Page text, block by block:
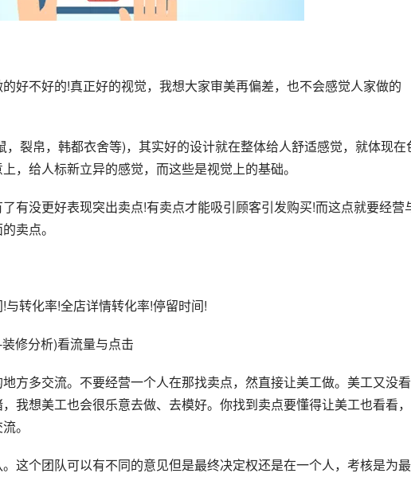
好不好的!真正好的视觉，我想大家审美再偏差，也不会感觉人家做的
裂帛，韩都衣舍等)，其实好的设计就在整体给人舒适感觉，就体现在
，给人标新立异的感觉，而这些是视觉上的基础。
有没更好表现突出卖点!有卖点才能吸引顾客引发购买!而这点就要经营
卖点。
转化率!全店详情转化率!停留时间!
修分析)看流量与点击
方多交流。不要经营一个人在那找卖点，然直接让美工做。美工又没看
我想美工也会很乐意去做、去模好。你找到卖点要懂得让美工也看看
。
这个团队可以有不同的意见但是最终决定权还是在一个人，考核是为